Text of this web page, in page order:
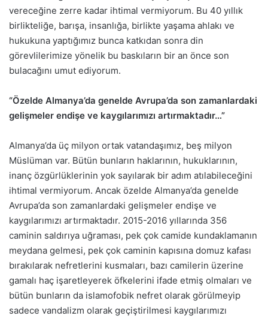
vereceğine zerre kadar ihtimal vermiyorum. Bu 40 yıllık
birlikteliğe, barışa, insanlığa, birlikte yaşama ahlakı ve
hukukuna yaptığımız bunca katkıdan sonra din
görevlilerimize yönelik bu baskıların bir an önce son
bulacağını umut ediyorum.
“Özelde Almanya’da genelde Avrupa’da son zamanlardaki
gelişmeler endişe ve kaygılarımızı artırmaktadır…”
Almanya’da üç milyon ortak vatandaşımız, beş milyon
Müslüman var. Bütün bunların haklarının, hukuklarının,
inanç özgürlüklerinin yok sayılarak bir adım atılabileceğini
ihtimal vermiyorum. Ancak özelde Almanya’da genelde
Avrupa’da son zamanlardaki gelişmeler endişe ve
kaygılarımızı artırmaktadır. 2015-2016 yıllarında 356
caminin saldırıya uğraması, pek çok camide kundaklamanın
meydana gelmesi, pek çok caminin kapısına domuz kafası
bırakılarak nefretlerini kusmaları, bazı camilerin üzerine
gamalı haç işaretleyerek öfkelerini ifade etmiş olmaları ve
bütün bunların da islamofobik nefret olarak görülmeyip
sadece vandalizm olarak geçiştirilmesi kaygılarımızı